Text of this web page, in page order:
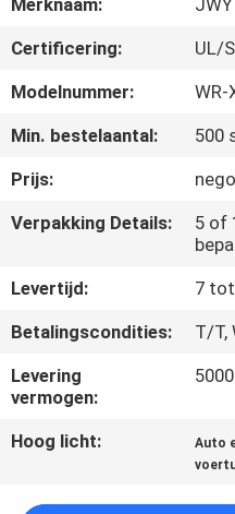
FABRIEKSREIS
CONTACTEER
ONS
VERZOEK
OM EEN
CITAAT
COMPANY
Merknaam:
JWY
Certificering:
UL/
Modelnummer:
WR-
Min. bestelaantal:
500
Prijs:
Verpakking Details:
5 of
Levertijd:
7
Betalingscondities:
T/T,
Levering
vermogen:
Hoog licht: Auto